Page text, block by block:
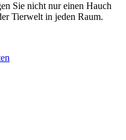
Sie nicht nur einen Hauch
Tierwelt in jeden Raum.